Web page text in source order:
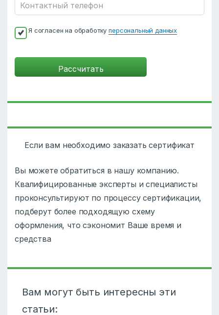
Я согласен на обработкуперсональный данных
Если вам необходимо заказать сертификат
Вы можете обратиться в нашу компанию.
Квалифицированные эксперты и специалисты
проконсультируют по процессу сертификации,
подберут более подходящую схему
оформления, что сэкономит Ваше время и
средства
Вам могут быть интересны эти
статьи: